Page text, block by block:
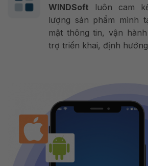
WINDSoft luôn cam
lượng sản phẩm mình
mật thông tin, vận
trợ triển khai, định